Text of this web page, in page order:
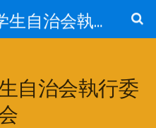
大阪産業大学学生自治会執行委員会
自治会執行委